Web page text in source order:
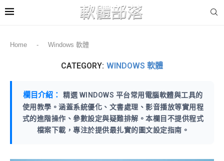
Home - Windows 軟體
CATEGORY: WINDOWS 軟體
欄目介紹：
精選 WINDOWS 平台常用電腦軟體與工具的
使用教學。涵蓋系統優化、文書處理、影音播放等實用程
式的進階操作、參數設定與疑難排解。本欄目不提供程式
檔案下載，專注於提供最扎實的圖文設定指南。